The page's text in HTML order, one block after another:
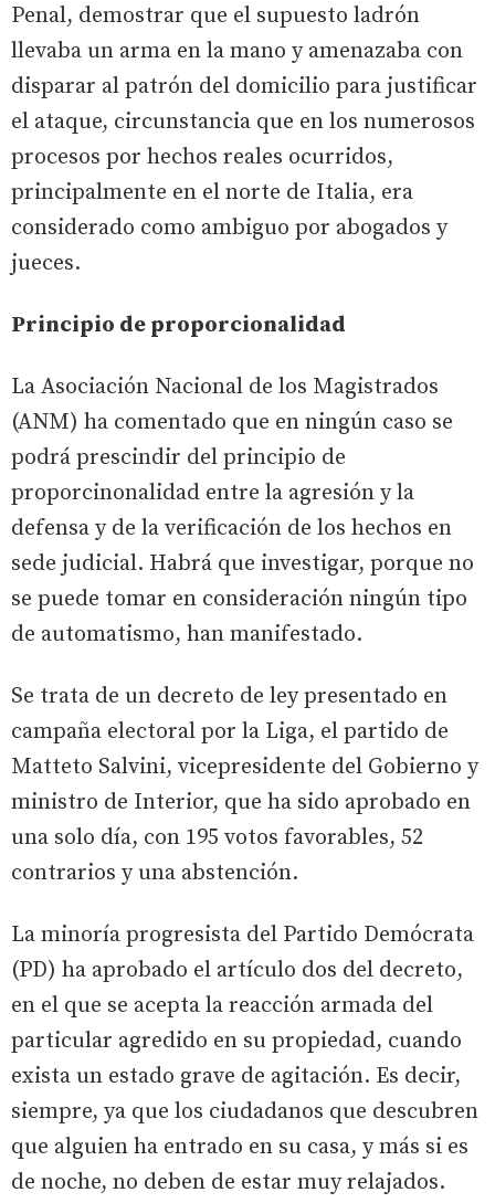
Penal, demostrar que el supuesto ladrón
llevaba un arma en la mano y amenazaba con
disparar al patrón del domicilio para justificar
el ataque, circunstancia que en los numerosos
procesos por hechos reales ocurridos,
principalmente en el norte de Italia, era
considerado como ambiguo por abogados y
jueces.
Principio de proporcionalidad
La Asociación Nacional de los Magistrados
(ANM) ha comentado que en ningún caso se
podrá prescindir del principio de
proporcinonalidad entre la agresión y la
defensa y de la verificación de los hechos en
sede judicial. Habrá que investigar, porque no
se puede tomar en consideración ningún tipo
de automatismo, han manifestado.
Se trata de un decreto de ley presentado en
campaña electoral por la Liga, el partido de
Matteto Salvini, vicepresidente del Gobierno y
ministro de Interior, que ha sido aprobado en
una solo día, con 195 votos favorables, 52
contrarios y una abstención.
La minoría progresista del Partido Demócrata
(PD) ha aprobado el artículo dos del decreto,
en el que se acepta la reacción armada del
particular agredido en su propiedad, cuando
exista un estado grave de agitación. Es decir,
siempre, ya que los ciudadanos que descubren
que alguien ha entrado en su casa, y más si es
de noche, no deben de estar muy relajados.